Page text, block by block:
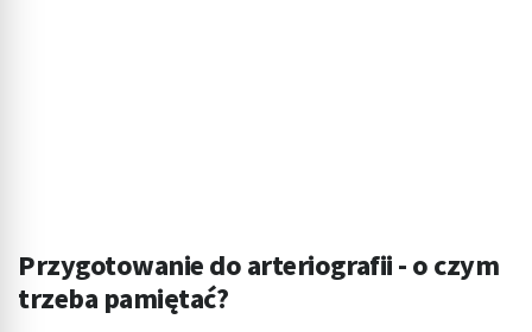
Przygotowanie do arteriografii - o czym
trzeba pamiętać?